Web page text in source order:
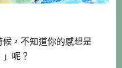
，不知道你的感想是
呢？